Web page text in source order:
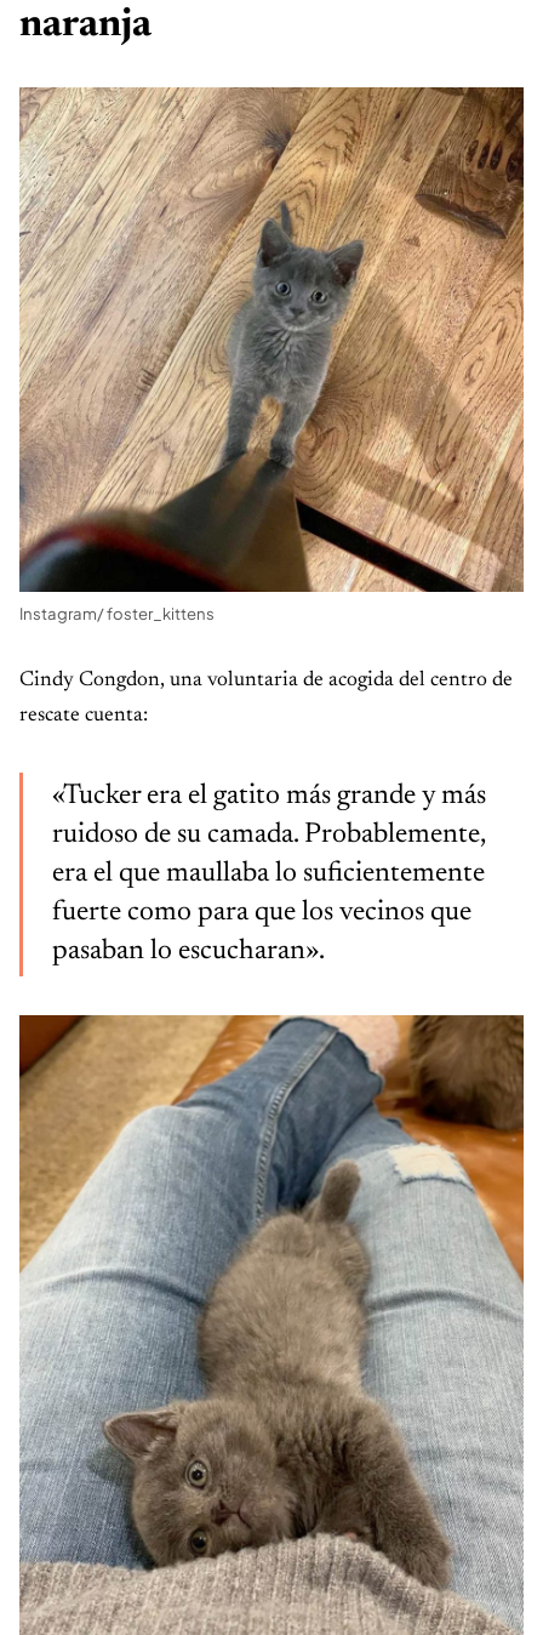
naranja
Instagram/ foster_kittens
Cindy Congdon, una voluntaria de acogida del centro de
rescate cuenta:
«Tucker era el gatito más grande y más
ruidoso de su camada. Probablemente,
era el que maullaba lo suficientemente
fuerte como para que los vecinos que
pasaban lo escucharan».